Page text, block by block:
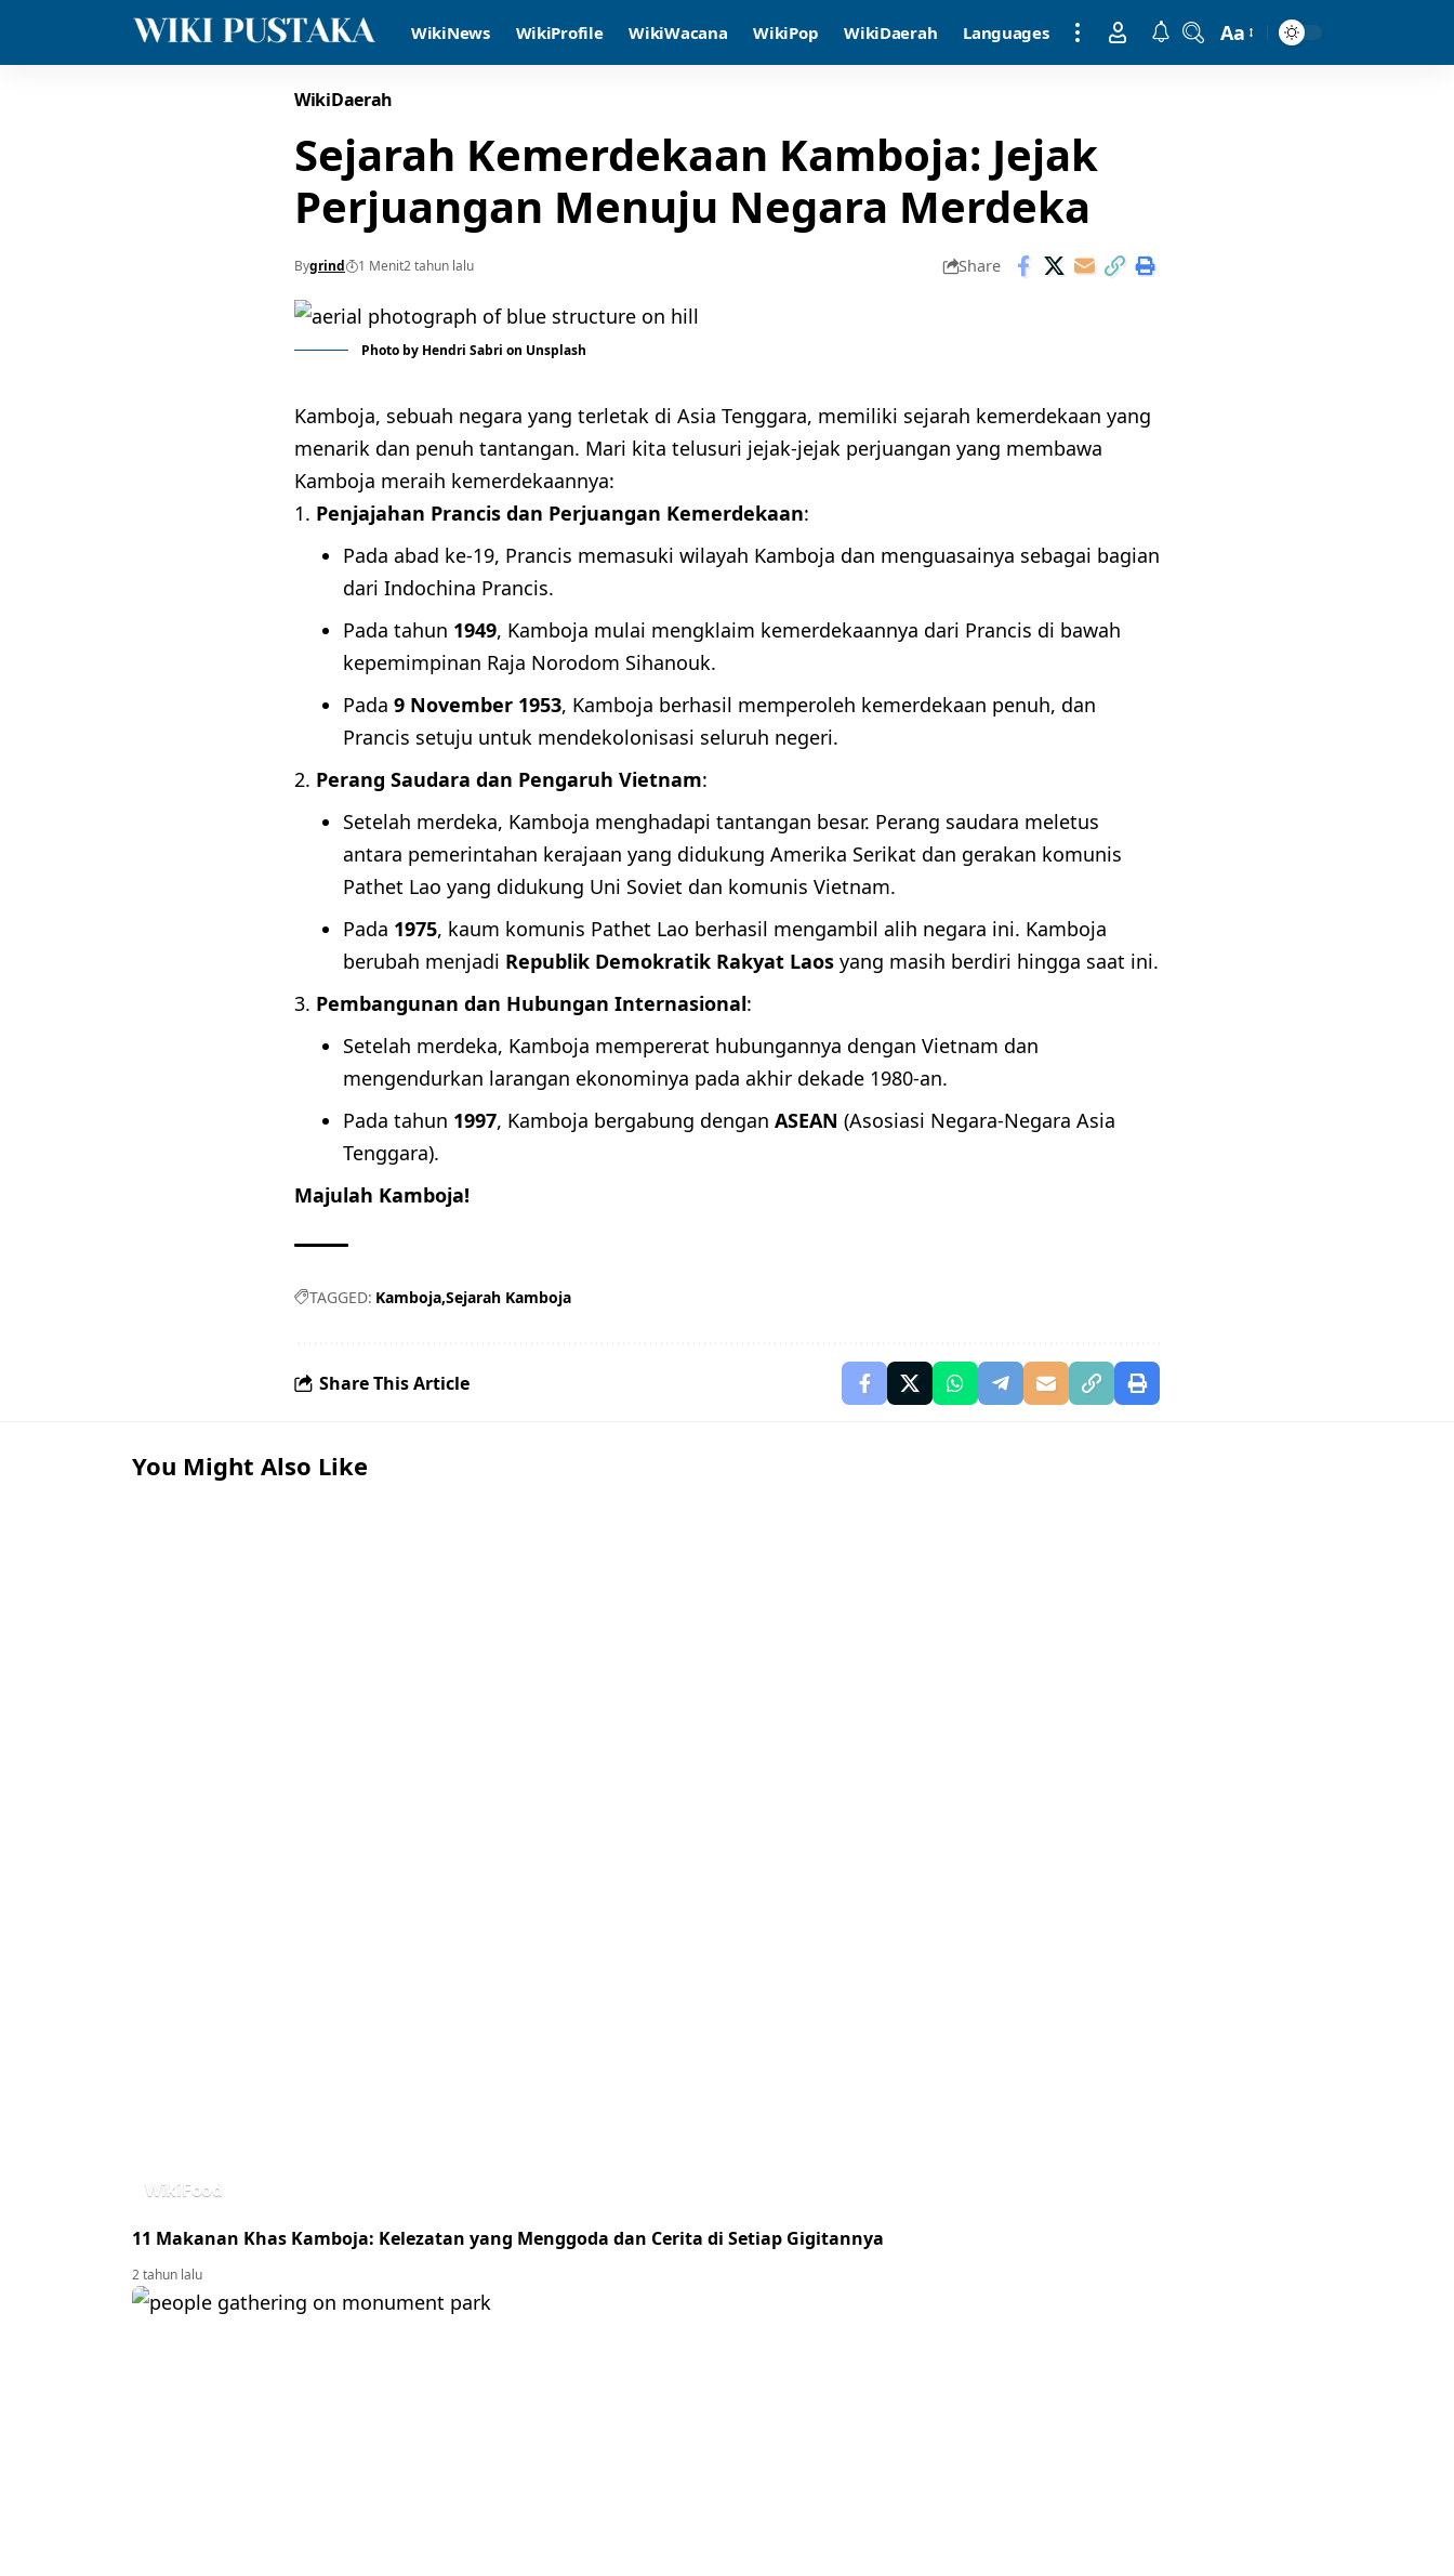
WikiNews WikiProfile WikiWacana WikiPop WikiDaerah Languages Aa
WikiDaerah
Sejarah Kemerdekaan Kamboja: Jejak
Perjuangan Menuju Negara Merdeka
Bygrind 1 Menit2 tahun lalu Share
Photo by Hendri Sabri on Unsplash
Kamboja, sebuah negara yang terletak di Asia Tenggara, memiliki sejarah kemerdekaan yang
menarik dan penuh tantangan. Mari kita telusuri jejak-jejak perjuangan yang membawa
Kamboja meraih kemerdekaannya:
Penjajahan Prancis dan Perjuangan Kemerdekaan:
Pada abad ke-19, Prancis memasuki wilayah Kamboja dan menguasainya sebagai bagian
dari Indochina Prancis.
Pada tahun 1949, Kamboja mulai mengklaim kemerdekaannya dari Prancis di bawah
kepemimpinan Raja Norodom Sihanouk.
Pada 9 November 1953, Kamboja berhasil memperoleh kemerdekaan penuh, dan
Prancis setuju untuk mendekolonisasi seluruh negeri.
Perang Saudara dan Pengaruh Vietnam:
Setelah merdeka, Kamboja menghadapi tantangan besar. Perang saudara meletus
antara pemerintahan kerajaan yang didukung Amerika Serikat dan gerakan komunis
Pathet Lao yang didukung Uni Soviet dan komunis Vietnam.
Pada 1975, kaum komunis Pathet Lao berhasil mengambil alih negara ini. Kamboja
berubah menjadi Republik Demokratik Rakyat Laos yang masih berdiri hingga saat ini.
Pembangunan dan Hubungan Internasional:
Setelah merdeka, Kamboja mempererat hubungannya dengan Vietnam dan
mengendurkan larangan ekonominya pada akhir dekade 1980-an.
Pada tahun 1997, Kamboja bergabung dengan ASEAN (Asosiasi Negara-Negara Asia
Tenggara).
Majulah Kamboja!
TAGGED: Kamboja Sejarah Kamboja
Share This Article
You Might Also Like
WikiFood
11 Makanan Khas Kamboja: Kelezatan yang Menggoda dan Cerita di Setiap Gigitannya
2 tahun lalu